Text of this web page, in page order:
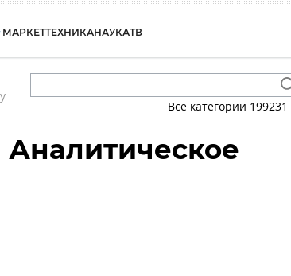
МАРКЕТТЕХНИКАНАУКАТВ
Все категории 199231